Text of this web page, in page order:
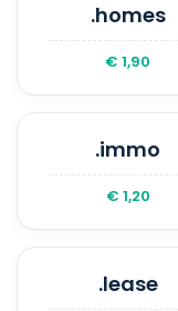
.homes
€ 1,90
.immo
€ 1,20
.lease